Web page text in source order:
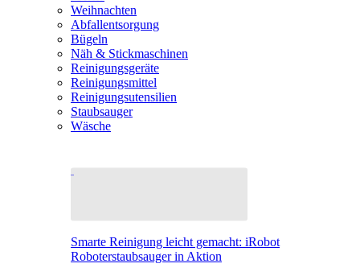
Weihnachten
Abfallentsorgung
Bügeln
Näh & Stickmaschinen
Reinigungsgeräte
Reinigungsmittel
Reinigungsutensilien
Staubsauger
Wäsche
Smarte Reinigung leicht gemacht: iRobot
Roboterstaubsauger in Aktion